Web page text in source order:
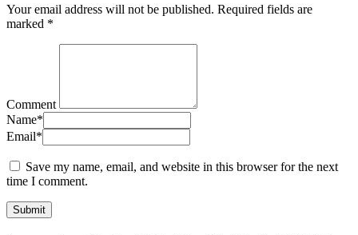
Your email address will not be published. Required fields are
marked *
Comment
Name*
Email*
Save my name, email, and website in this browser for the next
time I comment.